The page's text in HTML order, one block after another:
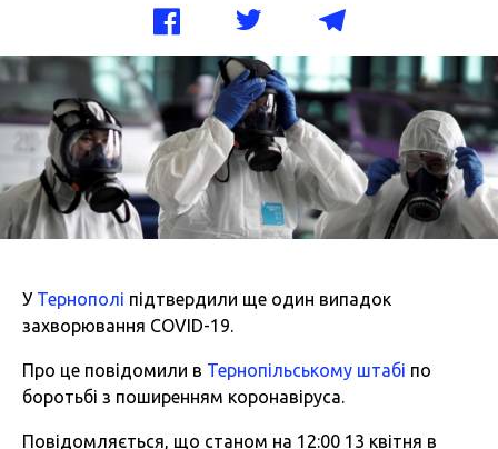
У Тернополі підтвердили ще один випадок
захворювання COVID-19.
Про це повідомили в Тернопільському штабі по
боротьбі з поширенням коронавіруса.
Повідомляється, що станом на 12:00 13 квітня в